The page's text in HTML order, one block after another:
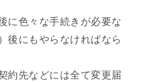
に色々な手続きが必要な
後にもやらなければなら
約先などには全て変更届